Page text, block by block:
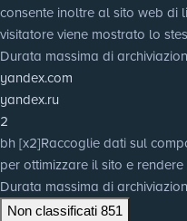
consente inoltre al sito web di
visitatore viene mostrato lo
Durata massima di
yandex.com
yandex.ru
2
bh [x2]Raccoglie dati sul
per ottimizzare il sito e
Durata massima di
Non classificati 851